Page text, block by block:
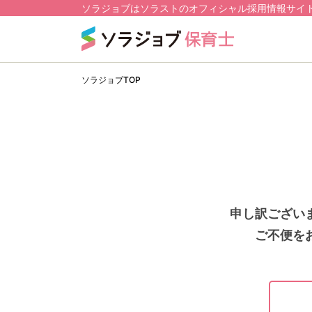
ソラジョブはソラストのオフィシャル採用情報サイ
ソラジョブTOP
申し訳ござい
ご不便を